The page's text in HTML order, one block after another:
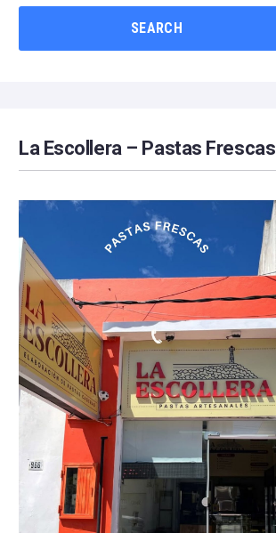
SEARCH
La Escollera – Pastas Frescas